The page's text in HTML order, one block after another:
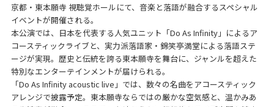
京都・東本願寺 視聴覚ホールにて、音楽と落語が融合するスペシャル
イベントが開催される。
本公演では、日本を代表する人気ユニット「Do As Infinity」によるア
コースティックライブと、実力派落語家・錦笑亭満堂による落語ステ
ージが実現。歴史と伝統を誇る東本願寺を舞台に、ジャンルを超えた
特別なエンターテインメントが届けられる。
「Do As Infinity acoustic live」では、数々の名曲をアコースティック
アレンジで披露予定。東本願寺ならではの厳かな空気感と、温かみあ